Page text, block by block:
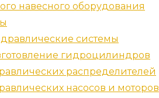
навесного оборудования
системы
гидроцилиндров
распределителей
насосов и моторов